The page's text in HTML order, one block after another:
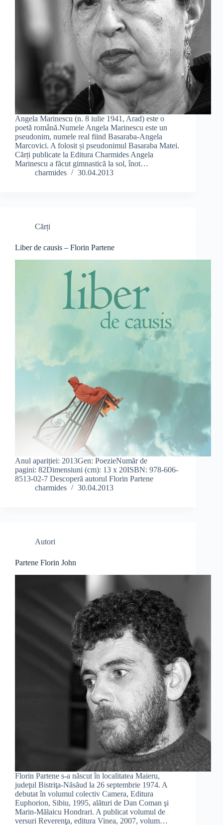
Angela Marinescu (n. 8 iulie 1941, Arad) este o
poetă română.Numele Angela Marinescu este un
pseudonim, numele real fiind Basaraba-Angela
Marcovici. A folosit și pseudonimul Basaraba Matei.
Cărți publicate la Editura Charmides Angela
Marinescu a făcut gimnastică la sol, înot…
charmides
30.04.2013
Cărți
Liber de causis – Florin Partene
Anul apariției: 2013Gen: PoezieNumăr de
pagini: 82Dimensiuni (cm): 13 x 20ISBN: 978-606-
8513-02-7 Descoperă autorul Florin Partene
charmides
30.04.2013
Autori
Partene Florin John
Florin Partene s-a născut în localitatea Maieru,
judeţul Bistriţa-Năsăud la 26 septembrie 1974. A
debutat în volumul colectiv Camera, Editura
Euphorion, Sibiu, 1995, alături de Dan Coman şi
Marin-Mălaicu Hondrari. A publicat volumul de
versuri Reverenţa, editura Vinea, 2007, volum…